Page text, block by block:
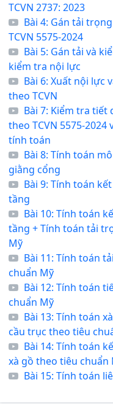
TCVN 2737: 2023
Bài 4: Gán tải
TCVN 5575-2024
Bài 5: Gán tải và
kiểm tra nội lực
Bài 6: Xuất nội lực
theo TCVN
Bài 7: Kiểm tra tiết
theo TCVN 5575-
tính toán
Bài 8: Tính toán
giằng cổng
Bài 9: Tính toán
tầng
Bài 10: Tính toán
tầng + Tính toán tải
Mỹ
Bài 11: Tính toán
chuẩn Mỹ
Bài 12: Tính toán
chuẩn Mỹ
Bài 13: Tính toán
cầu trục theo tiêu
Bài 14: Tính toán
xà gồ theo tiêu chuẩn
Bài 15: Tính toán